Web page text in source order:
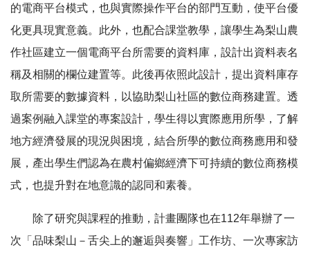
的電商平台模式，也與實際操作平台的部門互動，使平台優
化更具現實意義。此外，也配合課堂教學，讓學生為梨山農
作社區建立一個電商平台所需要的資料庫，設計出資料表名
稱及相關的欄位建置等。此後再依照此設計，提出資料庫存
取所需要的數據資料，以協助梨山社區的數位商務建置。透
過案例融入課堂的專案設計，學生得以實際應用所學，了解
地方經濟發展的現況與困境，結合所學的數位商務應用和發
展，產出學生們認為在農村偏鄉經濟下可持續的數位商務模
式，也提升對在地意識的認同和素養。
除了研究與課程的推動，計畫團隊也在112年舉辦了一
次「品味梨山－舌尖上的邂逅與奏響」工作坊、一次專家訪